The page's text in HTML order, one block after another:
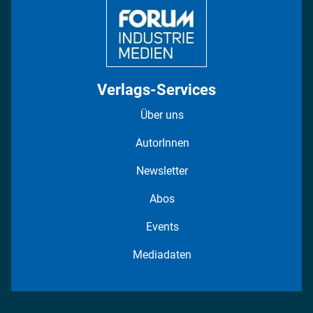
Verlags-Services
Über uns
AutorInnen
Newsletter
Abos
Events
Mediadaten